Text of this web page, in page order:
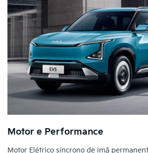
Motor e Performance
Motor Elétrico síncrono de imã